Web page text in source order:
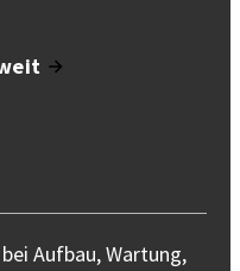
Aufbau, Wartung,